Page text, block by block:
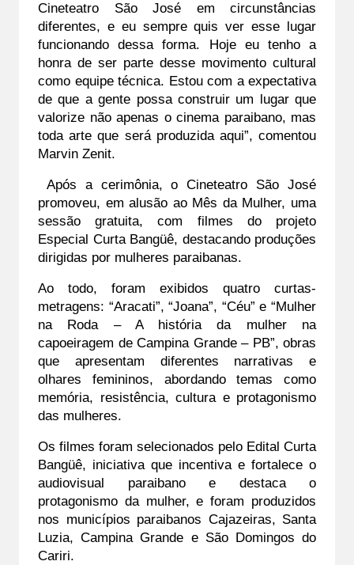
Cineteatro São José em circunstâncias
diferentes, e eu sempre quis ver esse lugar
funcionando dessa forma. Hoje eu tenho a
honra de ser parte desse movimento cultural
como equipe técnica. Estou com a expectativa
de que a gente possa construir um lugar que
valorize não apenas o cinema paraibano, mas
toda arte que será produzida aqui”, comentou
Marvin Zenit.
Após a cerimônia, o Cineteatro São José
promoveu, em alusão ao Mês da Mulher, uma
sessão gratuita, com filmes do projeto
Especial Curta Bangüê, destacando produções
dirigidas por mulheres paraibanas.
Ao todo, foram exibidos quatro curtas-
metragens: “Aracati”, “Joana”, “Céu” e “Mulher
na Roda – A história da mulher na
capoeiragem de Campina Grande – PB”, obras
que apresentam diferentes narrativas e
olhares femininos, abordando temas como
memória, resistência, cultura e protagonismo
das mulheres.
Os filmes foram selecionados pelo Edital Curta
Bangüê, iniciativa que incentiva e fortalece o
audiovisual paraibano e destaca o
protagonismo da mulher, e foram produzidos
nos municípios paraibanos Cajazeiras, Santa
Luzia, Campina Grande e São Domingos do
Cariri.